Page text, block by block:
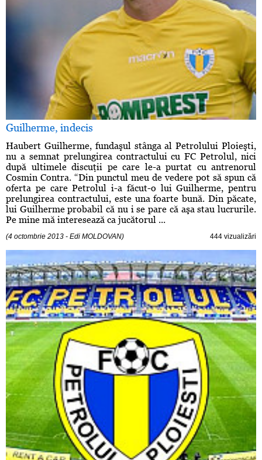
Guilherme, indecis
Haubert Guilherme, fundaşul stânga al Petrolului Ploieşti,
nu a semnat prelungirea contractului cu FC Petrolul, nici
după ultimele discuţii pe care le-a purtat cu antrenorul
Cosmin Contra. “Din punctul meu de vedere pot să spun că
oferta pe care Petrolul i-a făcut-o lui Guilherme, pentru
prelungirea contractului, este una foarte bună. Din păcate,
lui Guilherme probabil că nu i se pare că aşa stau lucrurile.
Pe mine mă interesează ca jucătorul ...
(4 octombrie 2013 - Edi MOLDOVAN) 444 vizualizări